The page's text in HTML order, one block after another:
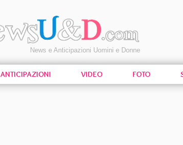
News e Anticipazioni Uomini e Donne
ANTICIPAZIONI VIDEO FOTO